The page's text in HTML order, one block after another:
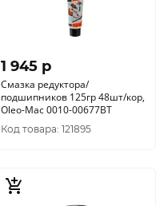
1 945 p
Смазка редуктора/
подшипников 125гр 48шт/кор,
Oleo-Mac 0010-00677BT
Код товара: 121895